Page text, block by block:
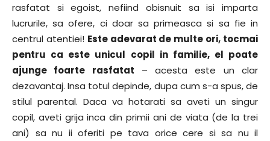
rasfatat si egoist, nefiind obisnuit sa isi imparta
lucrurile, sa ofere, ci doar sa primeasca si sa fie in
centrul atentiei! Este adevarat de multe ori, tocmai
pentru ca este unicul copil in familie, el poate
ajunge foarte rasfatat – acesta este un clar
dezavantaj. Insa totul depinde, dupa cum s-a spus, de
stilul parental. Daca va hotarati sa aveti un singur
copil, aveti grija inca din primii ani de viata (de la trei
ani) sa nu ii oferiti pe tava orice cere si sa nu il